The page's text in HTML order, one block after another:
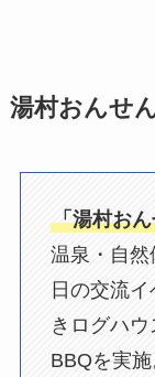
湯村おんせ
「湯村お
温泉・自然
日の交流
きログハ
BBQを実